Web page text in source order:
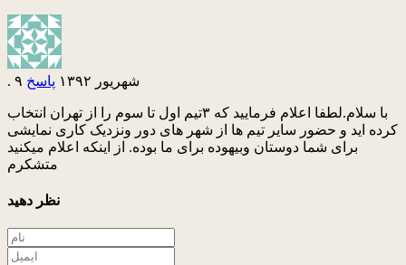
. ۹ شهریور ۱۳۹۲ پاسخ
با سلام.لطفا اعلام فرمایید که ۳تیم اول تا سوم را از تهران انتخاب
کرده اید و حضور سایر تیم ها از شهر های دور ونزدیک کاری نمایشی
برای شما دوستان وبیهوده برای ما بوده. از اینکه اعلام میکنید
متشکرم
نظر دهید